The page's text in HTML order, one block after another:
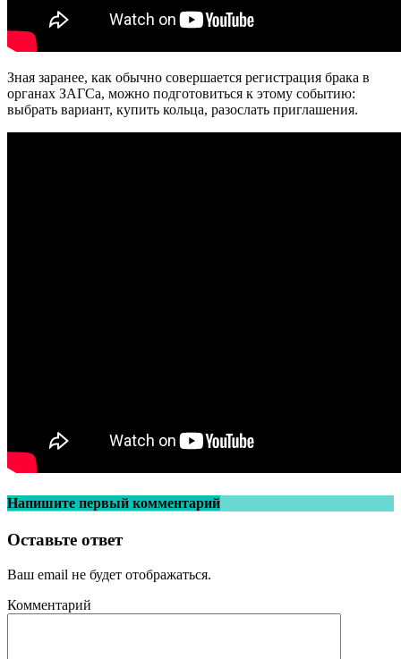
Зная заранее, как обычно совершается регистрация брака в
органах ЗАГСа, можно подготовиться к этому событию:
выбрать вариант, купить кольца, разослать приглашения.
Напишите первый комментарий
Оставьте ответ
Ваш email не будет отображаться.
Комментарий